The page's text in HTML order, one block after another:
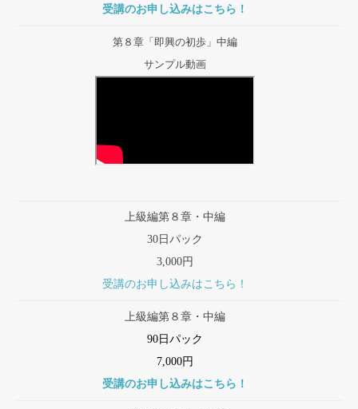
受講のお申し込みはこちら！
第８章「即興の初歩」中編
サンプル動画
上級編第８章・中編
30日パック
3,000円
受講のお申し込みはこちら！
上級編第８章・中編
90日パック
7,000円
受講のお申し込みはこちら！